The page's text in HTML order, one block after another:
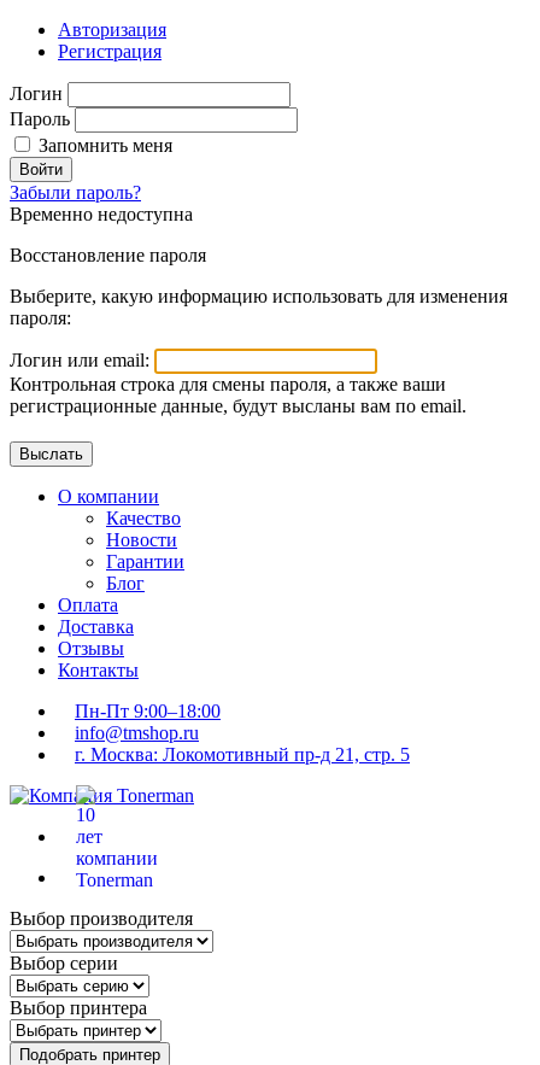
Авторизация
Регистрация
Логин
Пароль
Запомнить меня
Войти
Забыли пароль?
Временно недоступна
Восстановление пароля
Выберите, какую информацию использовать для изменения
пароля:
Логин или email:
Контрольная строка для смены пароля, а также ваши
регистрационные данные, будут высланы вам по email.
О компании
Качество
Новости
Гарантии
Блог
Оплата
Доставка
Отзывы
Контакты
Пн-Пт 9:00–18:00
info@tmshop.ru
г. Москва: Локомотивный пр-д 21, стр. 5
Выбор производителя
Выбор серии
Выбор принтера
Подобрать принтер